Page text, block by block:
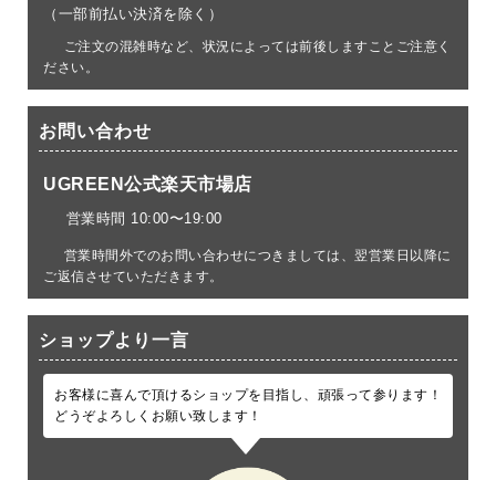
（一部前払い決済を除く）
ご注文の混雑時など、状況によっては前後しますことご注意く
ださい。
お問い合わせ
UGREEN公式楽天市場店
営業時間 10:00〜19:00
営業時間外でのお問い合わせにつきましては、翌営業日以降に
ご返信させていただきます。
ショップより一言
お客様に喜んで頂けるショップを目指し、頑張って参ります！
どうぞよろしくお願い致します！